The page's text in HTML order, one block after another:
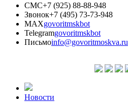
СМС+7 (925) 88-88-948
Звонок+7 (495) 73-73-948
MAXgovoritmskbot
Telegramgovoritmskbot
Письмоinfo@govoritmoskva.ru
Новости